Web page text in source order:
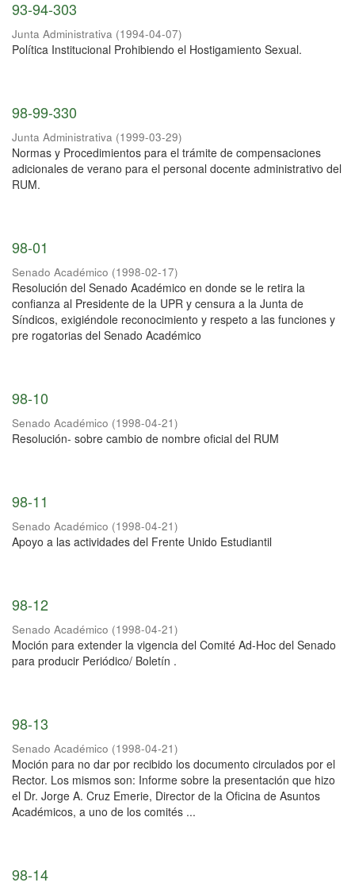
93-94-303
Junta Administrativa (1994-04-07)
Política Institucional Prohibiendo el Hostigamiento Sexual.
98-99-330
Junta Administrativa (1999-03-29)
Normas y Procedimientos para el trámite de compensaciones
adicionales de verano para el personal docente administrativo del
RUM.
98-01
Senado Académico (1998-02-17)
Resolución del Senado Académico en donde se le retira la
confianza al Presidente de la UPR y censura a la Junta de
Síndicos, exigiéndole reconocimiento y respeto a las funciones y
pre rogatorias del Senado Académico
98-10
Senado Académico (1998-04-21)
Resolución- sobre cambio de nombre oficial del RUM
98-11
Senado Académico (1998-04-21)
Apoyo a las actividades del Frente Unido Estudiantil
98-12
Senado Académico (1998-04-21)
Moción para extender la vigencia del Comité Ad-Hoc del Senado
para producir Periódico/ Boletín .
98-13
Senado Académico (1998-04-21)
Moción para no dar por recibido los documento circulados por el
Rector. Los mismos son: Informe sobre la presentación que hizo
el Dr. Jorge A. Cruz Emerie, Director de la Oficina de Asuntos
Académicos, a uno de los comités ...
98-14